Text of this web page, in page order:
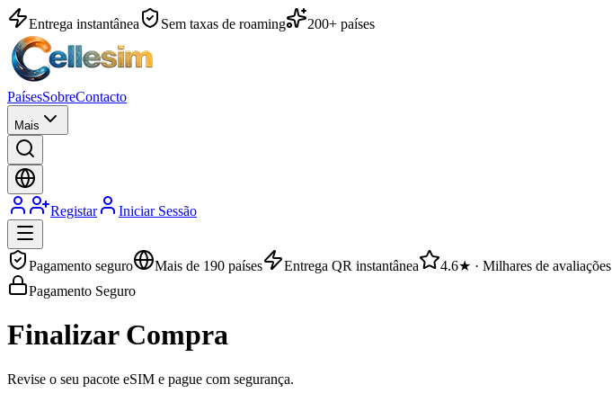
Entrega instantânea Sem taxas de roaming 200+ países
PaísesSobreContacto
Mais
Registar Iniciar Sessão
Pagamento seguro Mais de 190 países Entrega QR instantânea
4.6★ · Milhares de avaliações
Pagamento Seguro
Finalizar Compra
Revise o seu pacote eSIM e pague com segurança.